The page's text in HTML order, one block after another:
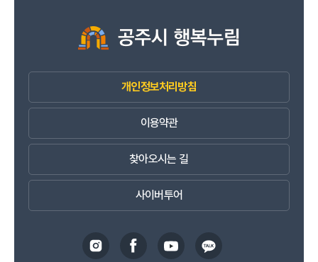
개인정보처리방침
이용약관
찾아오시는 길
사이버투어